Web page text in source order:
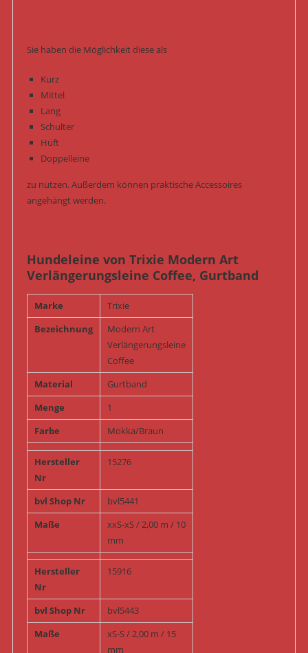
Sie haben die Möglichkeit diese als
Kurz
Mittel
Lang
Schulter
Hüft
Doppelleine
zu nutzen. Außerdem können praktische Accessoires
angehängt werden.
Hundeleine von Trixie Modern Art
Verlängerungsleine Coffee, Gurtband
Marke
Trixie
Bezeichnung
Modern Art
Verlängerungsleine
Coffee
Material
Gurtband
Menge
1
Farbe
Mokka/Braun
Hersteller
Nr
15276
bvl Shop Nr
bvl5441
Maße
xxS-xS / 2,00 m / 10
mm
Hersteller
Nr
15916
bvl Shop Nr
bvl5443
Maße
xS-S / 2,00 m / 15
mm